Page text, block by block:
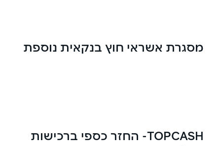
מסגרת אשראי חוץ בנקאית נוספת
TOPCASH- החזר כספי ברכישות